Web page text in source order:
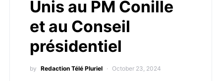
Unis au PM Conille
et au Conseil
présidentiel
by Redaction Télé Pluriel October 23, 2024